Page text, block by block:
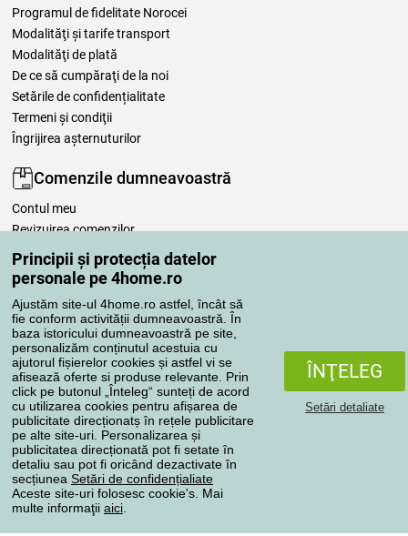
Principii și protecția datelor
personale pe 4home.ro
Ajustăm site-ul 4home.ro astfel, încât să
fie conform activității dumneavoastră. În
baza istoricului dumneavoastră pe site,
personalizăm conținutul acestuia cu
ajutorul fișierelor cookies și astfel vi se
afisează oferte si produse relevante. Prin
click pe butonul „Înteleg“ sunteți de acord
cu utilizarea cookies pentru afișarea de
publicitate direcționatș în rețele publicitare
pe alte site-uri. Personalizarea și
publicitatea direcționată pot fi setate în
detaliu sau pot fi oricând dezactivate în
secțiunea Setări de confidențialiate
Aceste site-uri folosesc cookie's. Mai
multe informaţii aici
ÎNŢELEG
Setări detaliate
Programul de fidelitate Norocei
Modalităţi şi tarife transport
Modalităţi de plată
De ce să cumpăraţi de la noi
Setările de confidențialitate
Termeni şi condiţii
Îngrijirea așternuturilor
Comenzile dumneavoastră
Contul meu
Revizuirea comenzilor
Reclamaţii
Retragere de la contract
Regulile de procesare a recenziilor
Metode de transport
Metode de plată
Magazin de încredere